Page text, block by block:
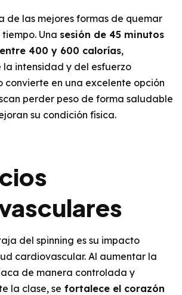
de las mejores formas de quemar
Una sesión de 45 minutos
400 y 600 calorías,
intensidad y del esfuerzo
convierte en una excelente opción
perder peso de forma saludable
su condición física.
del spinning es su impacto
cardiovascular. Al aumentar la
de manera controlada y
la clase, se fortalece el corazón